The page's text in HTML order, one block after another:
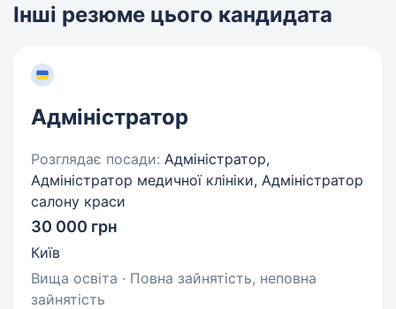
Інші резюме цього кандидата
Адміністратор
Розглядає посади: Адміністратор,
Адміністратор медичної клініки, Адміністратор
салону краси
30 000 грн
Київ
Вища освіта · Повна зайнятість, неповна
зайнятість